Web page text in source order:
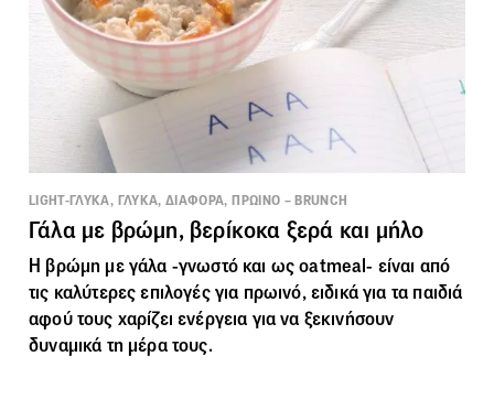
LIGHT-ΓΛΥΚΑ, ΓΛΥΚΑ, ΔΙΑΦΟΡΑ, ΠΡΩΙΝΟ – BRUNCH
Γάλα με βρώμη, βερίκοκα ξερά και μήλο
Η βρώμη με γάλα -γνωστό και ως oatmeal- είναι από
τις καλύτερες επιλογές για πρωινό, ειδικά για τα παιδιά
αφού τους χαρίζει ενέργεια για να ξεκινήσουν
δυναμικά τη μέρα τους.